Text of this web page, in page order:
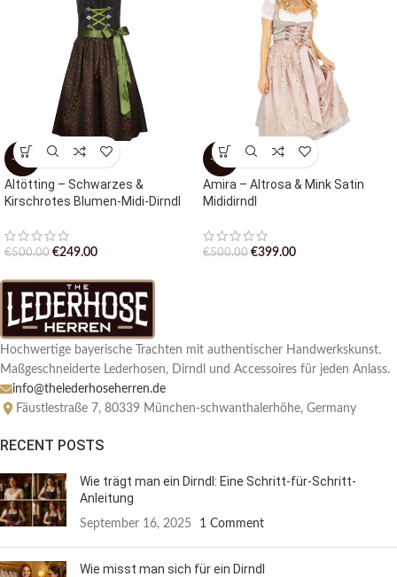
-50%
Altötting – Schwarzes &
Kirschrotes Blumen-Midi-Dirndl
€500.00 €249.00
-20%
Amira – Altrosa & Mink Satin
Mididirndl
€500.00 €399.00
Hochwertige bayerische Trachten mit authentischer Handwerkskunst.
Maßgeschneiderte Lederhosen, Dirndl und Accessoires für jeden Anlass.
info@thelederhoseherren.de
Fäustlestraße 7, 80339 München-schwanthalerhöhe, Germany
RECENT POSTS
Wie trägt man ein Dirndl: Eine Schritt-für-Schritt-
Anleitung
September 16, 2025 1 Comment
Wie misst man sich für ein Dirndl